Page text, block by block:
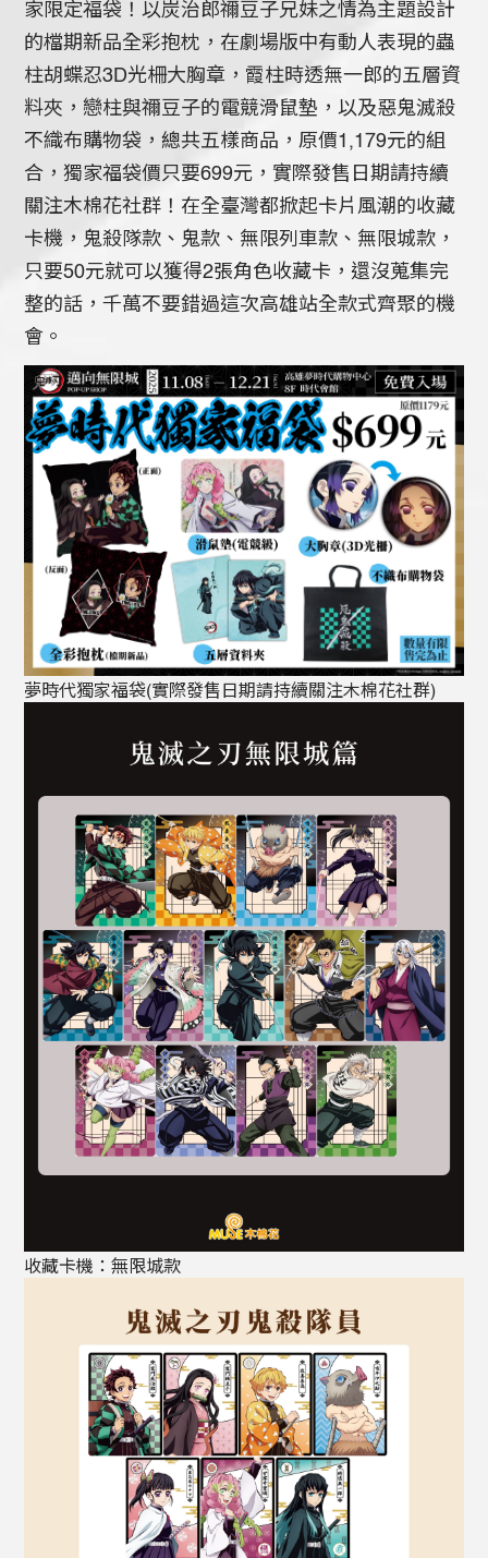
家限定福袋！以炭治郎禰豆子兄妹之情為主題設計
的檔期新品全彩抱枕，在劇場版中有動人表現的蟲
柱胡蝶忍3D光柵大胸章，霞柱時透無一郎的五層資
料夾，戀柱與禰豆子的電競滑鼠墊，以及惡鬼滅殺
不織布購物袋，總共五樣商品，原價1,179元的組
合，獨家福袋價只要699元，實際發售日期請持續
關注木棉花社群！在全臺灣都掀起卡片風潮的收藏
卡機，鬼殺隊款、鬼款、無限列車款、無限城款，
只要50元就可以獲得2張角色收藏卡，還沒蒐集完
整的話，千萬不要錯過這次高雄站全款式齊聚的機
會。
夢時代獨家福袋(實際發售日期請持續關注木棉花社群)
收藏卡機：無限城款